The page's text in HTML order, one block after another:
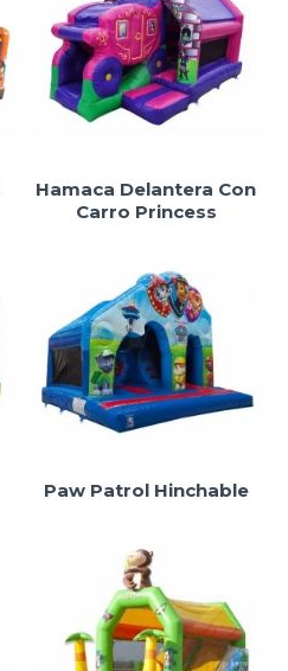
Hamaca Delantera Con
Carro Princess
Paw Patrol Hinchable